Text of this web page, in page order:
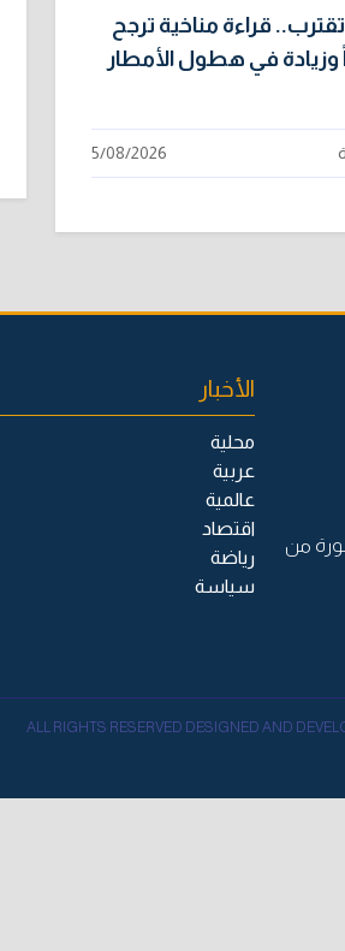
تقترب.. قراءة مناخية ترجح
وزيادة في هطول الأمطار
5/08/2026
من
الأخبار
محلية
عربية
عالمية
اقتصاد
رياضة
سياسة
ALL RIGHTS RESERVED DESIGNED AND